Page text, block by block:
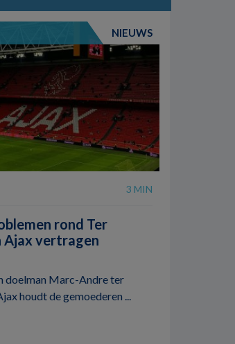
NIEUWS
3 MIN
rond Ter
Ajax vertragen
doelman Marc-Andre ter
houdt de gemoederen ...